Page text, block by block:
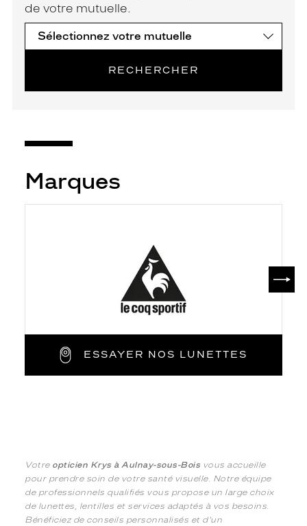
de votre mutuelle.
RECHERCHER
Marques
ESSAYER NOS LUNETTES
Votre opticien Krys à Aulnay-sous-Bois vous accueille
pour prendre soin de votre santé visuelle. Notre équipe
de professionnels qualifiés vous propose un large choix
de lunettes, lentilles et services adaptés à vos besoins.
Bénéficiez de conseils personnalisés et d'un